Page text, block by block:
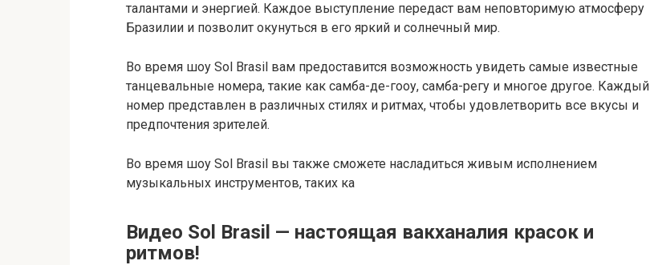
талантами и энергией. Каждое выступление передаст вам неповторимую атмосферу
Бразилии и позволит окунуться в его яркий и солнечный мир.
Во время шоу Sol Brasil вам предоставится возможность увидеть самые известные
танцевальные номера, такие как самба-де-гооу, самба-регу и многое другое. Каждый
номер представлен в различных стилях и ритмах, чтобы удовлетворить все вкусы и
предпочтения зрителей.
Во время шоу Sol Brasil вы также сможете насладиться живым исполнением
музыкальных инструментов, таких ка
Видео Sol Brasil — настоящая вакханалия красок и
ритмов!